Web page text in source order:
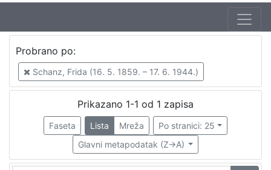
Jezik
hrvatski
Probrano po:
Schanz, Frida (16. 5. 1859. – 17. 6. 1944.)
Prikazano 1-1 od 1 zapisa
Faseta Lista Mreža
Po stranici: 25
Glavni metapodatak (Z->A)